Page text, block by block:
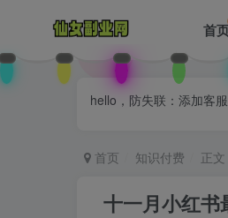
首
hello，防失联：添加客
首页 知识付费 正文
十一月小红书